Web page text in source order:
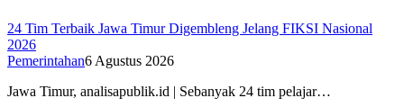
24 Tim Terbaik Jawa Timur Digembleng Jelang FIKSI Nasional
2026
Pemerintahan6 Agustus 2026
Jawa Timur, analisapublik.id | Sebanyak 24 tim pelajar…